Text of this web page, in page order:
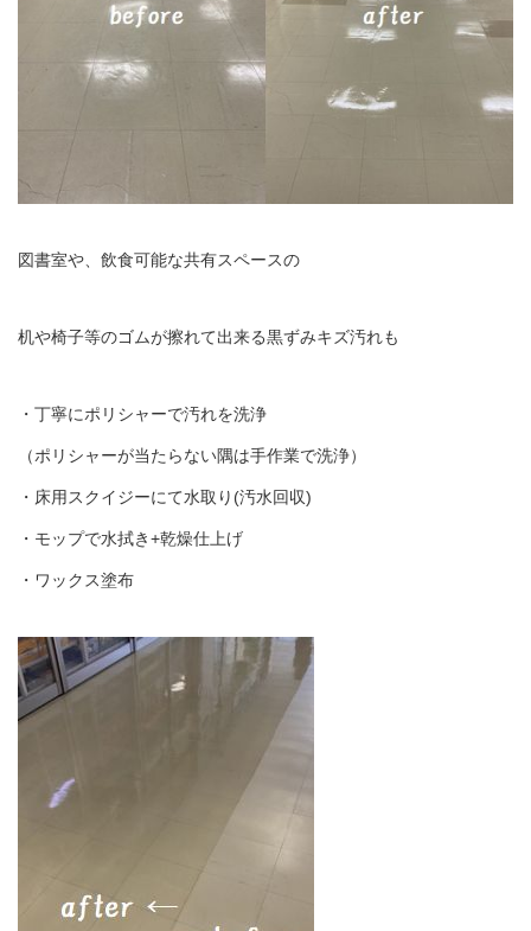
図書室や、飲食可能な共有スペースの
机や椅子等のゴムが擦れて出来る黒ずみキズ汚れも
・丁寧にポリシャーで汚れを洗浄
（ポリシャーが当たらない隅は手作業で洗浄）
・床用スクイジーにて水取り(汚水回収)
・モップで水拭き+乾燥仕上げ
・ワックス塗布